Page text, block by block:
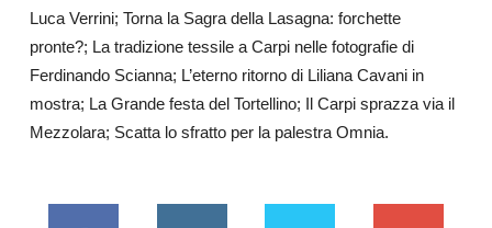
Luca Verrini; Torna la Sagra della Lasagna: forchette
pronte?; La tradizione tessile a Carpi nelle fotografie di
Ferdinando Scianna; L’eterno ritorno di Liliana Cavani in
mostra; La Grande festa del Tortellino; Il Carpi sprazza via il
Mezzolara; Scatta lo sfratto per la palestra Omnia.